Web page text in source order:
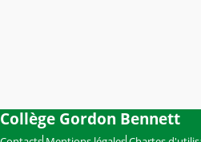
Collège Gordon Bennett